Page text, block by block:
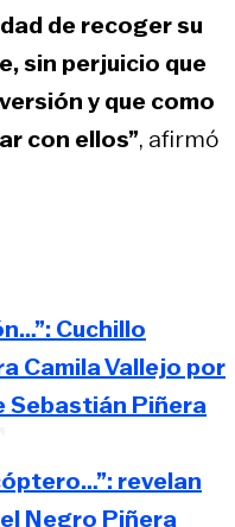
de recoger su
sin perjuicio que
y que como
con ellos”, afirmó
Cuchillo
Camila Vallejo por
Sebastián Piñera
revelan
Negro Piñera